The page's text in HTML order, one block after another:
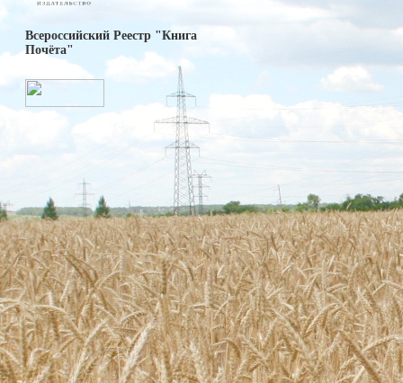
Всероссийский Реестр "Книга
Почёта"